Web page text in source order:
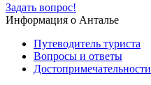
Задать вопрос!
Информация о Анталье
Путеводитель туриста
Вопросы и ответы
Достопримечательности